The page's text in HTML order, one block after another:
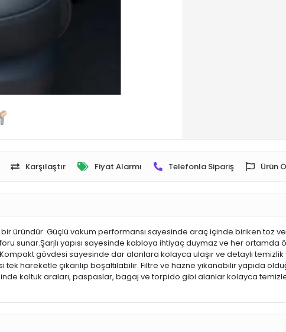
Karşılaştır Fiyat Alarmı Telefonla Sipariş Ürün
üründür. Güçlü vakum performansı sayesinde araç içinde biriken toz
sunar.Şarjlı yapısı sayesinde kabloya ihtiyaç duymaz ve her ortamda
gövdesi sayesinde dar alanlara kolayca ulaşır ve detaylı temizlik
hareketle çıkarılıp boşaltılabilir. Filtre ve hazne yıkanabilir yapıda
koltuk araları, paspaslar, bagaj ve torpido gibi alanlar kolayca